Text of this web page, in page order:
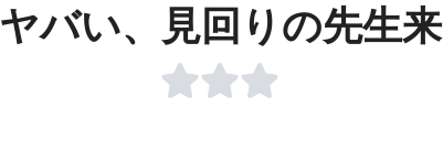
ヤバい、見回りの先生来